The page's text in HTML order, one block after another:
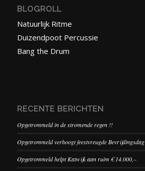
BLOGROLL
Natuurlijk Ritme
Duizendpoot Percussie
Bang the Drum
RECENTE BERICHTEN
Opgetrommeld in de stromende regen !!
Opgetrommeld verhoogt feestvreugde Bevrijdingsdag
Opgetrommeld helpt Katwijk aan ruim € 14.000,–